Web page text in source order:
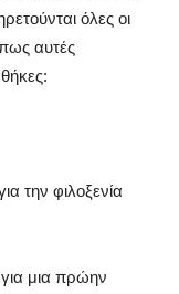
όλες οι
αυτές
την φιλοξενία
μια πρώην